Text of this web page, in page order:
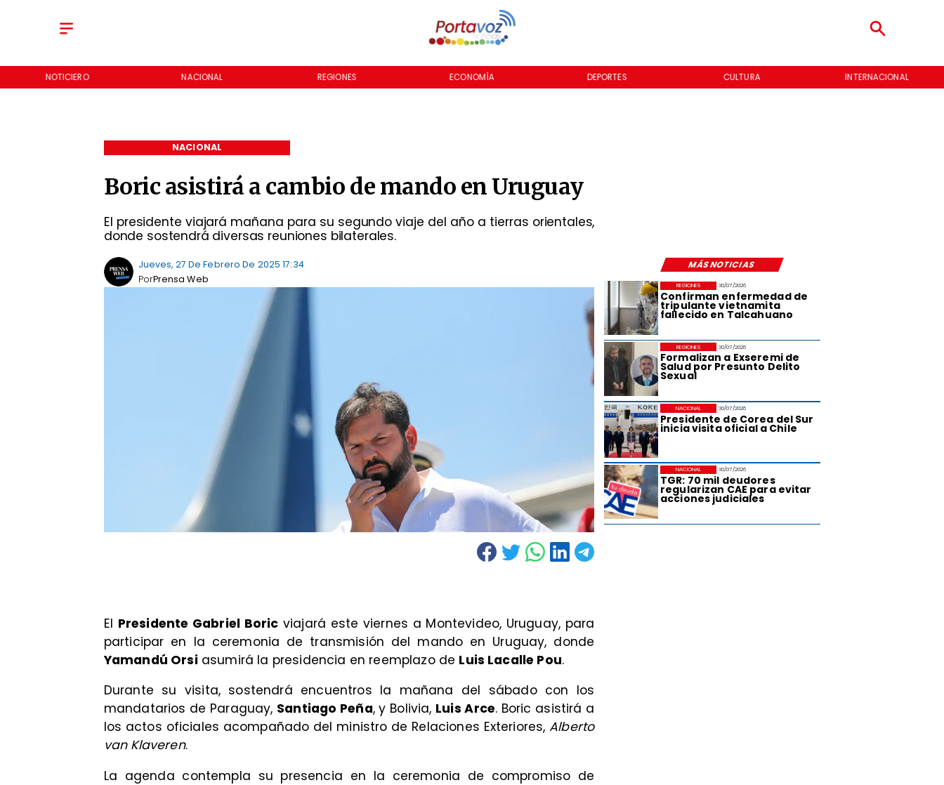
NOTICIERO NACIONAL REGIONES ECONOMÍA DEPORTES CULTURA INTERNACIONAL
Boric asistirá a cambio de mando en Uruguay
El presidente viajará mañana para su segundo viaje del año a tierras orientales,
donde sostendrá diversas reuniones bilaterales.
NACIONAL
MÁS NOTICIAS
Jueves, 27 De Febrero De 2025 17:34
Prensa Web
Por
30/07/2026
Confirman enfermedad de
tripulante vietnamita
fallecido en Talcahuano
REGIONES
30/07/2026
Formalizan a Exseremi de
Salud por Presunto Delito
Sexual
REGIONES
30/07/2026
Presidente de Corea del Sur
inicia visita oficial a Chile
NACIONAL
30/07/2026
TGR: 70 mil deudores
regularizan CAE para evitar
acciones judiciales
NACIONAL
El Presidente Gabriel Boric viajará este viernes a Montevideo, Uruguay, para
participar en la ceremonia de transmisión del mando en Uruguay, donde
Yamandú Orsi asumirá la presidencia en reemplazo de Luis Lacalle Pou.
Durante su visita, sostendrá encuentros la mañana del sábado con los
mandatarios de Paraguay, Santiago Peña, y Bolivia, Luis Arce. Boric asistirá a
los actos oficiales acompañado del ministro de Relaciones Exteriores,Alberto
van Klaveren.
La agenda contempla su presencia en la ceremonia de compromiso de